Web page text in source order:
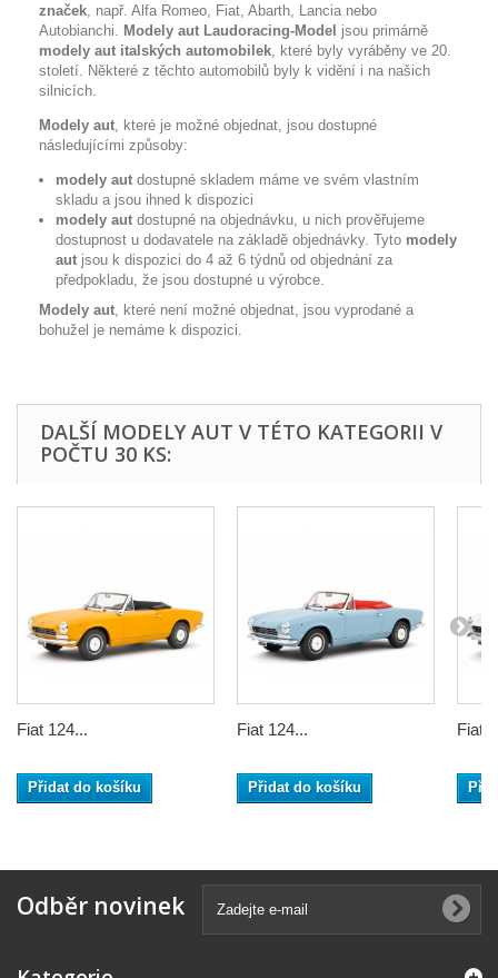
značek, např. Alfa Romeo, Fiat, Abarth, Lancia nebo
Autobianchi. Modely aut Laudoracing-Model jsou primárně
modely aut italských automobilek, které byly vyráběny ve 20.
století. Některé z těchto automobilů byly k vidění i na našich
silnicích.
Modely aut, které je možné objednat, jsou dostupné
následujícími způsoby:
modely aut dostupné skladem máme ve svém vlastním
skladu a jsou ihned k dispozici
modely aut dostupné na objednávku, u nich prověřujeme
dostupnost u dodavatele na základě objednávky. Tyto modely
aut jsou k dispozici do 4 až 6 týdnů od objednání za
předpokladu, že jsou dostupné u výrobce.
Modely aut, které není možné objednat, jsou vyprodané a
bohužel je nemáme k dispozici.
DALŠÍ MODELY AUT V TÉTO KATEGORII V
POČTU 30 KS:
Fiat 124...
Přidat do košíku
Fiat 124...
Přidat do košíku
Fiat
Odběr novinek